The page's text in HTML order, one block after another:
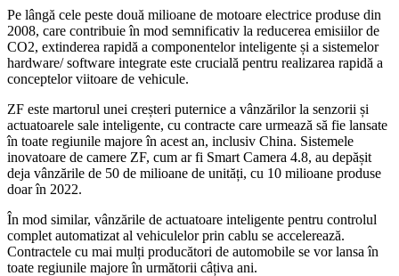
Pe lângă cele peste două milioane de motoare electrice produse din
2008, care contribuie în mod semnificativ la reducerea emisiilor de
CO2, extinderea rapidă a componentelor inteligente și a sistemelor
hardware/ software integrate este crucială pentru realizarea rapidă a
conceptelor viitoare de vehicule.
ZF este martorul unei creșteri puternice a vânzărilor la senzorii și
actuatoarele sale inteligente, cu contracte care urmează să fie lansate
în toate regiunile majore în acest an, inclusiv China. Sistemele
inovatoare de camere ZF, cum ar fi Smart Camera 4.8, au depășit
deja vânzările de 50 de milioane de unități, cu 10 milioane produse
doar în 2022.
În mod similar, vânzările de actuatoare inteligente pentru controlul
complet automatizat al vehiculelor prin cablu se accelerează.
Contractele cu mai mulți producători de automobile se vor lansa în
toate regiunile majore în următorii câțiva ani.